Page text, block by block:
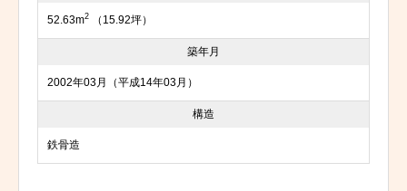
52.63m2 （15.92坪）
築年月
2002年03月（平成14年03月）
構造
鉄骨造